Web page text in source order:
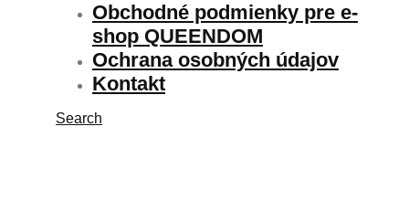
Obchodné podmienky pre e-
shop QUEENDOM
Ochrana osobných údajov
Kontakt
Search